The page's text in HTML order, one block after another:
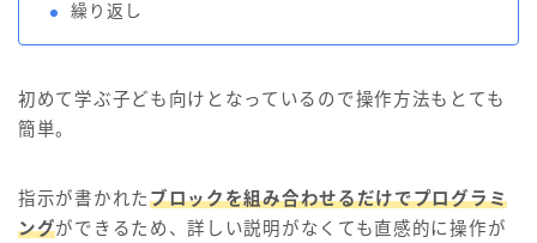
繰り返し
初めて学ぶ子ども向けとなっているので操作方法もとても
簡単。
指示が書かれたブロックを組み合わせるだけでプログラミ
ングができるため、詳しい説明がなくても直感的に操作が